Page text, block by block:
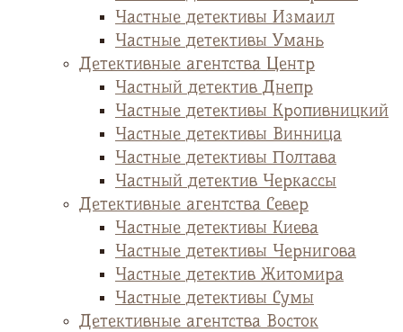
Частные детективы Измаил
Частные детективы Умань
Детективные агентства Центр
Частный детектив Днепр
Частные детективы Кропивницкий
Частные детективы Винница
Частные детективы Полтава
Частный детектив Черкассы
Детективные агентства Север
Частные детективы Киева
Частные детективы Чернигова
Частные детектив Житомира
Частные детективы Сумы
Детективные агентства Восток